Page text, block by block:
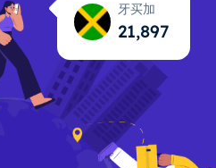
牙买加
21,898